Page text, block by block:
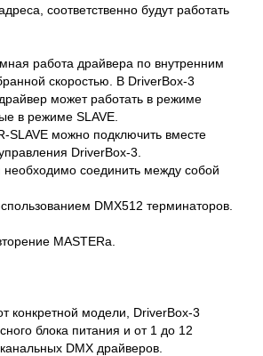
соответственно будут работать
работа драйвера по внутренним
скоростью. В DriverBox-3
может работать в режиме
в режиме SLAVE.
SLAVE можно подключить вместе
DriverBox-3.
необходимо соединить между собой
DMX512 терминаторов.
MASTERа.
конкретной модели, DriverBox-3
блока питания и от 1 до 12
DMX драйверов.